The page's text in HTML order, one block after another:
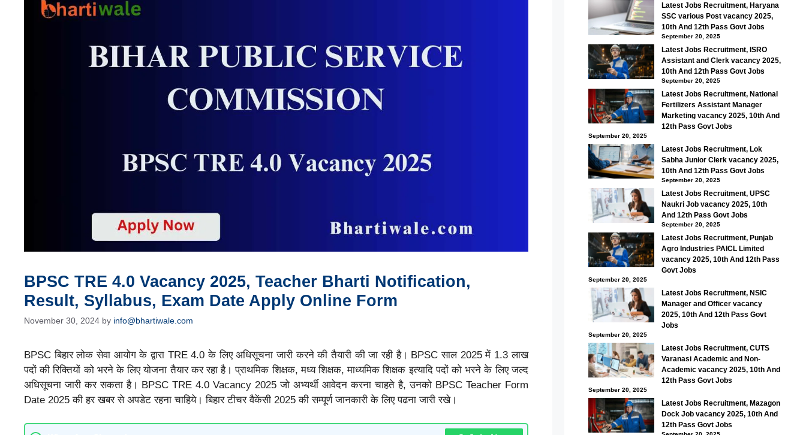
BPSC TRE 4.0 Vacancy 2025, Teacher Bharti Notification,
Result, Syllabus, Exam Date Apply Online Form
November 30, 2024 by info@bhartiwale.com
BPSC बिहार लोक सेवा आयोग के द्वारा TRE 4.0 के लिए अधिसूचना जारी करने की तैयारी की जा रही है। BPSC साल 2025 में 1.3 लाख
पदों की रिक्तियों को भरने के लिए योजना तैयार कर रहा है। प्राथमिक शिक्षक, मध्य शिक्षक, माध्यमिक शिक्षक इत्यादि पदों को भरने के लिए जल्द
अधिसूचना जारी कर सकता है। BPSC TRE 4.0 Vacancy 2025 जो अभ्यर्थी आवेदन करना चाहते है, उनको BPSC Teacher Form
Date 2025 की हर खबर से अपडेट रहना चाहिये। बिहार टीचर वैकेंसी 2025 की सम्पूर्ण जानकारी के लिए पढना जारी रखे।
Latest Jobs Recruitment, Haryana
SSC various Post vacancy 2025,
10th And 12th Pass Govt Jobs
September 20, 2025
Latest Jobs Recruitment, ISRO
Assistant and Clerk vacancy 2025,
10th And 12th Pass Govt Jobs
September 20, 2025
Latest Jobs Recruitment, National
Fertilizers Assistant Manager
Marketing vacancy 2025, 10th And
12th Pass Govt Jobs
September 20, 2025
Latest Jobs Recruitment, Lok
Sabha Junior Clerk vacancy 2025,
10th And 12th Pass Govt Jobs
September 20, 2025
Latest Jobs Recruitment, UPSC
Naukri Job vacancy 2025, 10th
And 12th Pass Govt Jobs
September 20, 2025
Latest Jobs Recruitment, Punjab
Agro Industries PAICL Limited
vacancy 2025, 10th And 12th Pass
Govt Jobs
September 20, 2025
Latest Jobs Recruitment, NSIC
Manager and Officer vacancy
2025, 10th And 12th Pass Govt
Jobs
September 20, 2025
Latest Jobs Recruitment, CUTS
Varanasi Academic and Non-
Academic vacancy 2025, 10th And
12th Pass Govt Jobs
September 20, 2025
Latest Jobs Recruitment, Mazagon
Dock Job vacancy 2025, 10th And
12th Pass Govt Jobs